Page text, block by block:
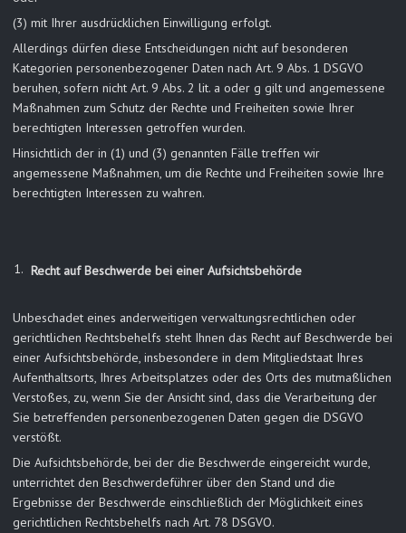
(3) mit Ihrer ausdrücklichen Einwilligung erfolgt.
Allerdings dürfen diese Entscheidungen nicht auf besonderen
Kategorien personenbezogener Daten nach Art. 9 Abs. 1 DSGVO
beruhen, sofern nicht Art. 9 Abs. 2 lit. a oder g gilt und angemessene
Maßnahmen zum Schutz der Rechte und Freiheiten sowie Ihrer
berechtigten Interessen getroffen wurden.
Hinsichtlich der in (1) und (3) genannten Fälle treffen wir
angemessene Maßnahmen, um die Rechte und Freiheiten sowie Ihre
berechtigten Interessen zu wahren.
Recht auf Beschwerde bei einer Aufsichtsbehörde
Unbeschadet eines anderweitigen verwaltungsrechtlichen oder
gerichtlichen Rechtsbehelfs steht Ihnen das Recht auf Beschwerde bei
einer Aufsichtsbehörde, insbesondere in dem Mitgliedstaat Ihres
Aufenthaltsorts, Ihres Arbeitsplatzes oder des Orts des mutmaßlichen
Verstoßes, zu, wenn Sie der Ansicht sind, dass die Verarbeitung der
Sie betreffenden personenbezogenen Daten gegen die DSGVO
verstößt.
Die Aufsichtsbehörde, bei der die Beschwerde eingereicht wurde,
unterrichtet den Beschwerdeführer über den Stand und die
Ergebnisse der Beschwerde einschließlich der Möglichkeit eines
gerichtlichen Rechtsbehelfs nach Art. 78 DSGVO.